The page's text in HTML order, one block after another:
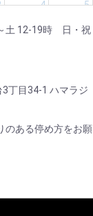
4 5
土 12-19時 日・祝
3丁目34-1 ハマラジ
のある停め方をお願